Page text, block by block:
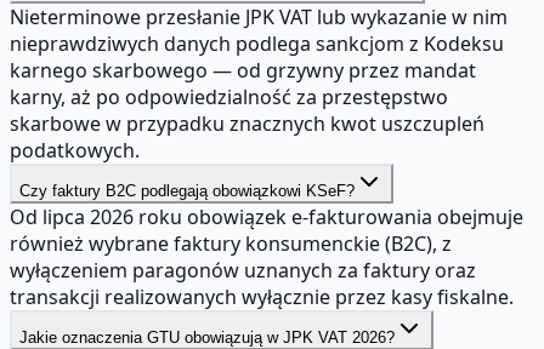
Nieterminowe przesłanie JPK VAT lub wykazanie w nim
nieprawdziwych danych podlega sankcjom z Kodeksu
karnego skarbowego — od grzywny przez mandat
karny, aż po odpowiedzialność za przestępstwo
skarbowe w przypadku znacznych kwot uszczupleń
podatkowych.
Czy faktury B2C podlegają obowiązkowi KSeF?
Od lipca 2026 roku obowiązek e-fakturowania obejmuje
również wybrane faktury konsumenckie (B2C), z
wyłączeniem paragonów uznanych za faktury oraz
transakcji realizowanych wyłącznie przez kasy fiskalne.
Jakie oznaczenia GTU obowiązują w JPK VAT 2026?